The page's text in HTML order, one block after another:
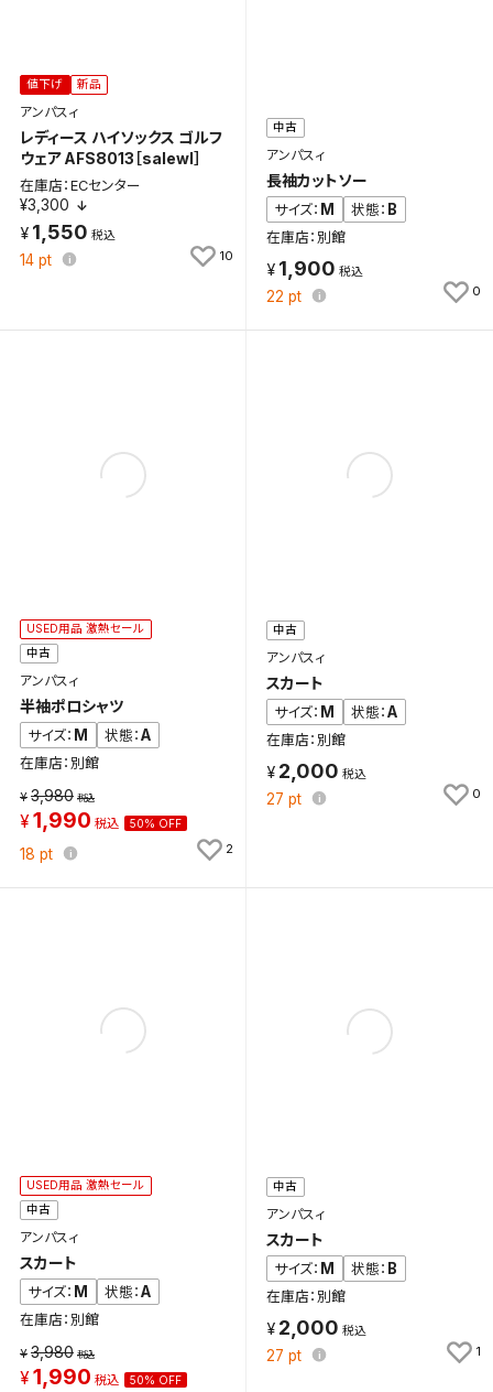
値下げ 新品
アンパスィ
レディース ハイソックス ゴルフ
ウェア AFS8013［salewl］
在庫店：ECセンター
¥3,300
1,550
14 pt 10
中古
アンパスィ
長袖カットソー
サイズ： M 状態： B
在庫店：別館
1,900
22 pt 0
USED用品 激熱セール
中古
アンパスィ
半袖ポロシャツ
サイズ： M 状態：A
在庫店：別館
3,980
1,990 50% OFF
18 pt 2
中古
アンパスィ
スカート
サイズ： M 状態：A
在庫店：別館
2,000
27 pt 0
USED用品 激熱セール
中古
アンパスィ
スカート
サイズ： M 状態：A
在庫店：別館
3,980
1,990 50% OFF
中古
アンパスィ
スカート
サイズ： M 状態： B
在庫店：別館
2,000
27 pt 1